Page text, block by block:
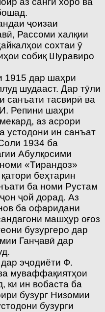
ҷоизаи
Рассоми халқии
сохтаи ӯ
собиқ Шуравиро
1915 дар шаҳри
шудааст. Дар тӯли
санъати тасвирӣ ва
Репини шаҳри
аз асрори
устодони ин санъат
1934 ба
Абулқосими
«Тирандоз»
беҳтарин
ба номи Рустам
ҷой дорад. Аз
ба офаридани
машҳур оғоз
бузургеро дар
Ганҷавӣ дар
эҷодиёти Ф.
муваффақиятҳои
ки ин вобаста ба
бузург Низомии
бузурги